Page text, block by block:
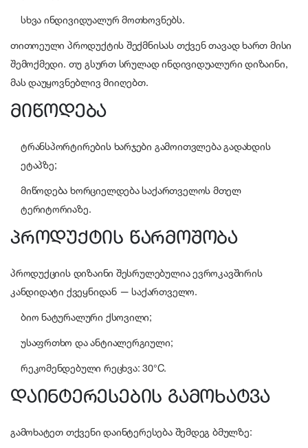
სხვა ინდივიდუალურ მოთხოვნებს.
თითოეული პროდუქტის შექმნისას თქვენ თავად ხართ მისი
შემოქმედი. თუ გსურთ სრულად ინდივიდუალური დიზაინი,
მას დაუყოვნებლივ მიიღებთ.
მიწოდება
ტრანსპორტირების ხარჯები გამოითვლება გადახდის
ეტაპზე;
მიწოდება ხორციელდება საქართველოს მთელ
ტერიტორიაზე.
პროდუქტის წარმოშობა
პროდუქციის დიზაინი შესრულებულია ევროკავშირის
კანდიდატი ქვეყნიდან — საქართველო.
ბიო ნატურალური ქსოვილი;
უსაფრთხო და ანტიალერგიული;
რეკომენდებული რეცხვა: 30°C.
დაინტერესების გამოხატვა
გამოხატეთ თქვენი დაინტერესება შემდეგ ბმულზე: